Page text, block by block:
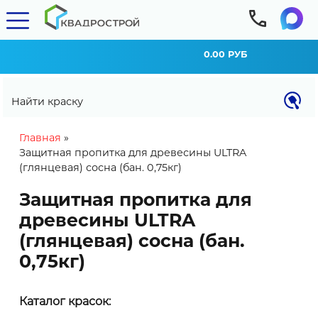
Найти краску
0.00 РУБ
You are here
Главная »
Защитная пропитка для древесины ULTRA
(глянцевая) сосна (бан. 0,75кг)
Защитная пропитка для
древесины ULTRA
(глянцевая) сосна (бан.
0,75кг)
Каталог красок: